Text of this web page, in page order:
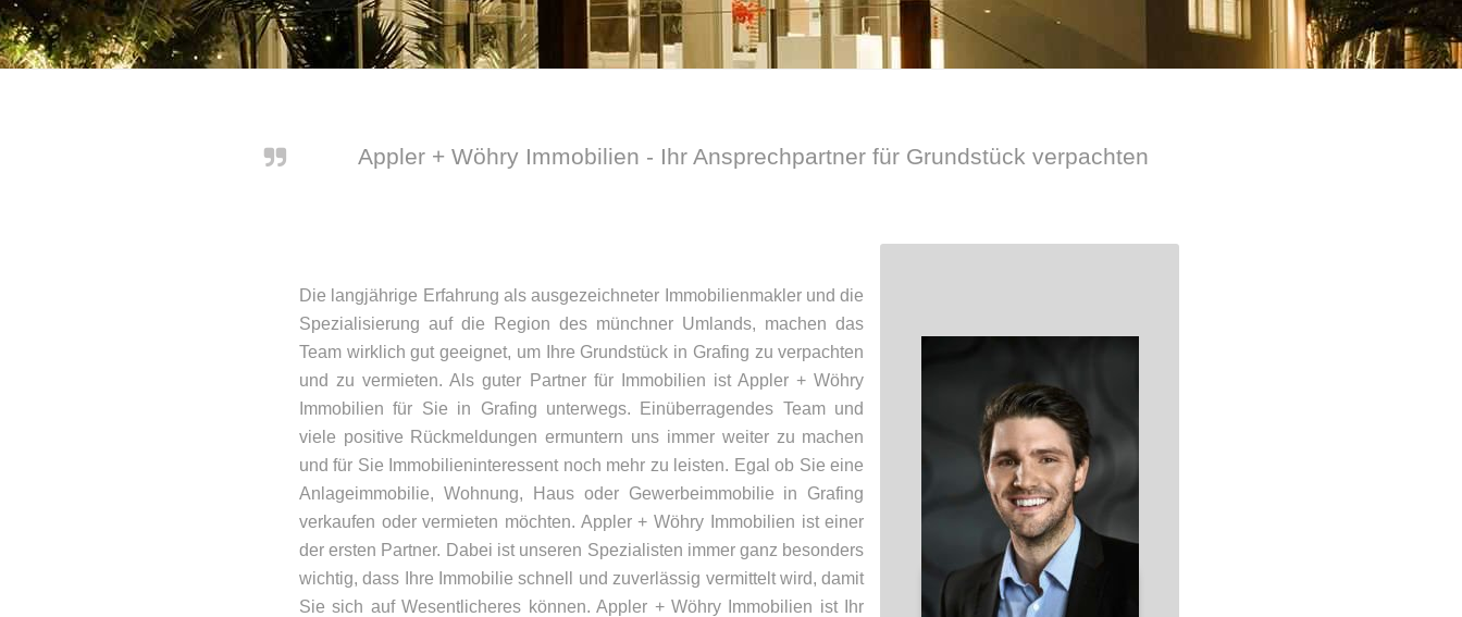
Appler + Wöhry Immobilien - Ihr Ansprechpartner für Grundstück verpachten
Die langjährige Erfahrung als ausgezeichneter Immobilienmakler und die
Spezialisierung auf die Region des münchner Umlands, machen das
Team wirklich gut geeignet, um Ihre Grundstück in Grafing zu verpachten
und zu vermieten. Als guter Partner für Immobilien ist Appler + Wöhry
Immobilien für Sie in Grafing unterwegs. Einüberragendes Team und
viele positive Rückmeldungen ermuntern uns immer weiter zu machen
und für Sie Immobilieninteressent noch mehr zu leisten. Egal ob Sie eine
Anlageimmobilie, Wohnung, Haus oder Gewerbeimmobilie in Grafing
verkaufen oder vermieten möchten. Appler + Wöhry Immobilien ist einer
der ersten Partner. Dabei ist unseren Spezialisten immer ganz besonders
wichtig, dass Ihre Immobilie schnell und zuverlässig vermittelt wird, damit
Sie sich auf Wesentlicheres können. Appler + Wöhry Immobilien ist Ihr